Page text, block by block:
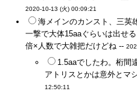
2020-10-13 (火) 00:09:21
海メインのカンスト、三英
一撃で大体15aaぐらいは出せ
倍×人数で大雑把だけどね --
1.5aaでしたわ。桁間
アトリスとかは意外とマ
12:50:11